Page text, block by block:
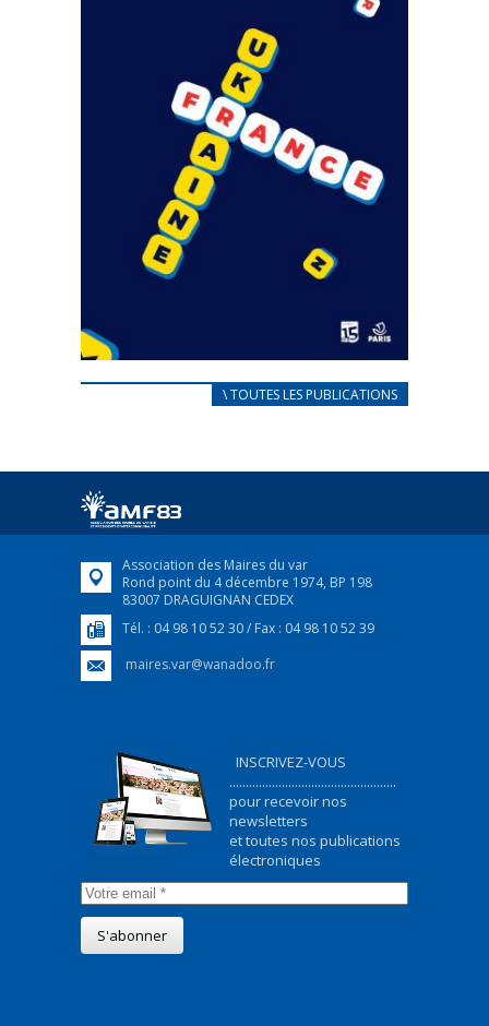
CARNET D’ACCUEIL
Afin d’accompagner au mieux les réfugiés
FEUILLETER
\ TOUTES LES PUBLICATIONS
Association des Maires du var
Rond point du 4 décembre 1974, BP 198
83007 DRAGUIGNAN CEDEX
Tél. : 04 98 10 52 30 / Fax : 04 98 10 52 39
maires.var@wanadoo.fr
INSCRIVEZ-VOUS
...................................................
pour recevoir nos
newsletters
et toutes nos publications
électroniques